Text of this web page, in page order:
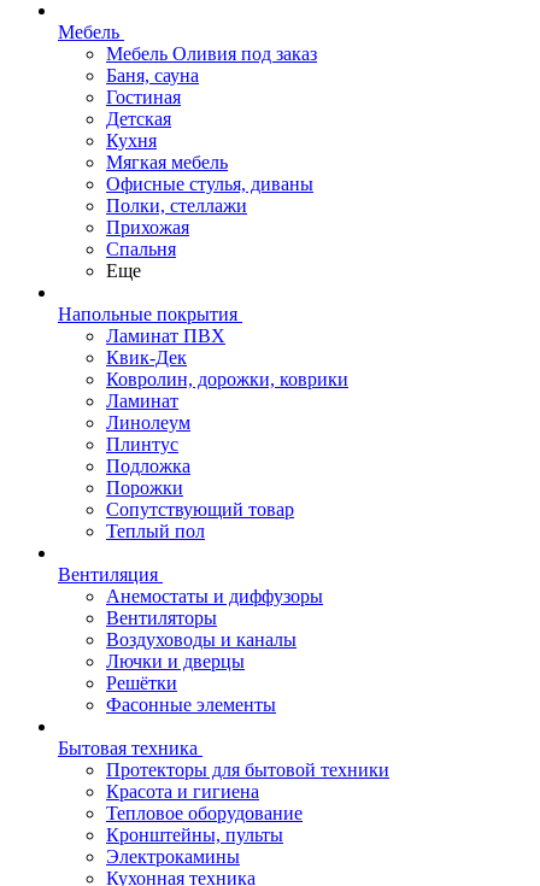
Мебель
Мебель Оливия под заказ
Баня, сауна
Гостиная
Детская
Кухня
Мягкая мебель
Офисные стулья, диваны
Полки, стеллажи
Прихожая
Спальня
Еще
Напольные покрытия
Ламинат ПВХ
Квик-Дек
Ковролин, дорожки, коврики
Ламинат
Линолеум
Плинтус
Подложка
Порожки
Сопутствующий товар
Теплый пол
Вентиляция
Анемостаты и диффузоры
Вентиляторы
Воздуховоды и каналы
Лючки и дверцы
Решётки
Фасонные элементы
Бытовая техника
Протекторы для бытовой техники
Красота и гигиена
Тепловое оборудование
Кронштейны, пульты
Электрокамины
Кухонная техника